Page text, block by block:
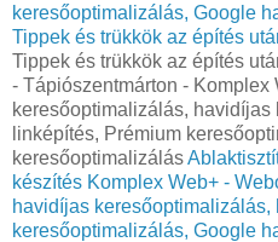
keresőoptimalizálás, Google
Tippek és trükkök az építés
Tippek és trükkök az építés
- Tápiószentmárton - Komplex
keresőoptimalizálás,
linképítés, Prémium
keresőoptimalizálás
készítés Komplex Web+ -
havidíjas
keresőoptimalizálás, Google